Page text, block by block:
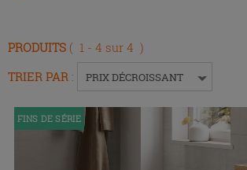
Entrée
pour
ou
développer
PRODUITS ( 1 - 4 sur 4 )
TRIER PAR : PRIX DÉCROISSANT
FINS DE SÉRIE